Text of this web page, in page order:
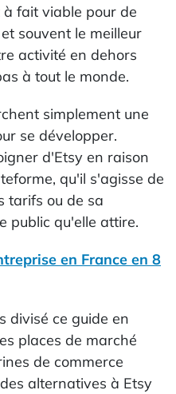
fait viable pour de
souvent le meilleur
activité en dehors
à tout le monde.
simplement une
se développer.
d'Etsy en raison
qu'il s'agisse de
tarifs ou de sa
public qu'elle attire.
en France en 8
divisé ce guide en
places de marché
de commerce
alternatives à Etsy